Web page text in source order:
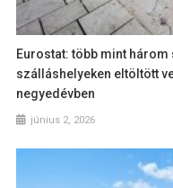
Eurostat: több mint
szálláshelyeken eltöltött
negyedévben
június 2, 2026